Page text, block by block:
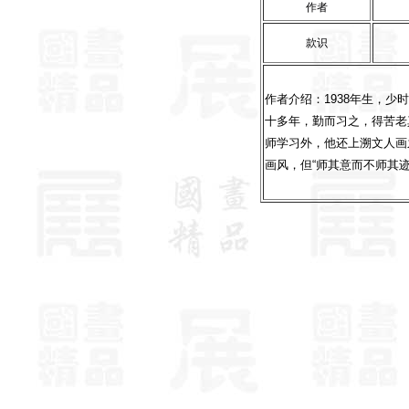
作者
款识
作者介绍：1938年生，少
十多年，勤而习之，得苦
师学习外，他还上溯文人
画风，但“师其意而不师其